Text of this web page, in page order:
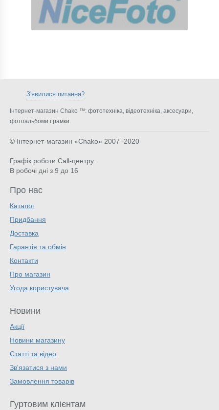
З'явилися питання?
Інтернет-магазин Chako ™: фототехніка, відеотехніка, аксесуари,
фотоальбоми і рамки.
© Інтернет-магазин «Chako» 2007–2020
Графік роботи Call-центру:
В робочі дні з 9 до 16
Про нас
Каталог
Придбання
Доставка
Гарантія та обмін
Контакти
Про магазин
Угода користувача
Новини
Акції
Новини магазину
Статті та відео
Зв'язатися з нами
Замовлення товарів
Гуртовим клієнтам